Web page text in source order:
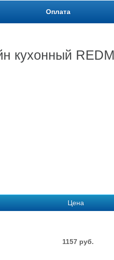
Оплата
кухонный
Цена
1157 руб.